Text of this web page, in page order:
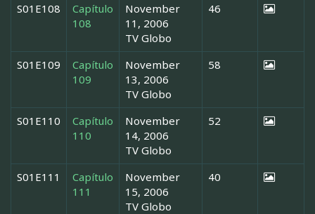
S01E108
Capítulo
108
November
11, 2006
TV Globo
46
S01E109
Capítulo
109
November
13, 2006
TV Globo
58
S01E110
Capítulo
110
November
14, 2006
TV Globo
52
S01E111
Capítulo
111
November
15, 2006
TV Globo
40